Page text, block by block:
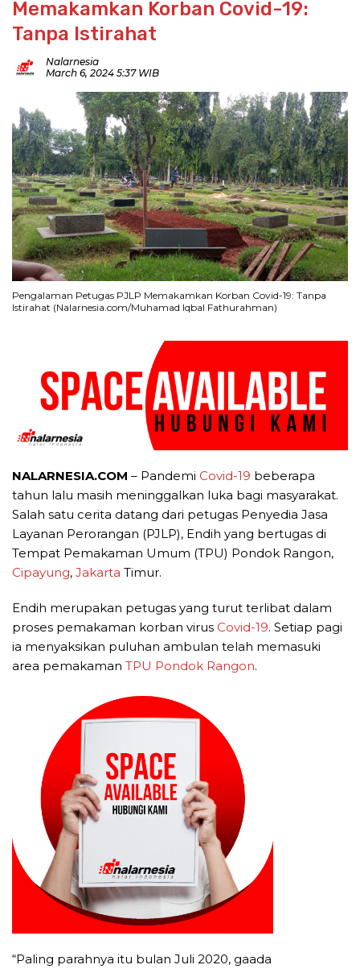
Memakamkan Korban Covid-19:
Tanpa Istirahat
Nalarnesia
March 6, 2024 5:37 WIB
Pengalaman Petugas PJLP Memakamkan Korban Covid-19: Tanpa
Istirahat (Nalarnesia.com/Muhamad Iqbal Fathurahman)
NALARNESIA.COM – Pandemi Covid-19 beberapa
tahun lalu masih meninggalkan luka bagi masyarakat.
Salah satu cerita datang dari petugas Penyedia Jasa
Layanan Perorangan (PJLP), Endih yang bertugas di
Tempat Pemakaman Umum (TPU) Pondok Rangon,
Cipayung, Jakarta Timur.
Endih merupakan petugas yang turut terlibat dalam
proses pemakaman korban virus Covid-19. Setiap pagi
ia menyaksikan puluhan ambulan telah memasuki
area pemakaman TPU Pondok Rangon.
“Paling parahnya itu bulan Juli 2020, gaada